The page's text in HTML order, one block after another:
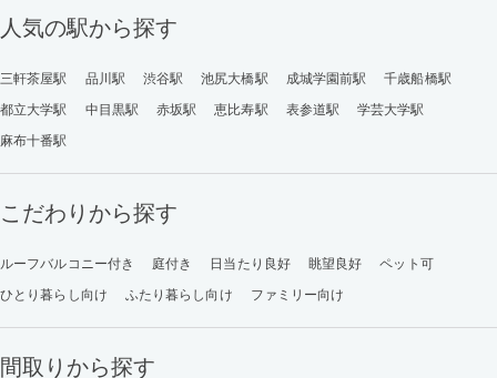
人気の駅から探す
三軒茶屋駅 品川駅 渋谷駅 池尻大橋駅 成城学園前駅
千歳船橋駅
都立大学駅
中目黒駅 赤坂駅 恵比寿駅 表参道駅
学芸大学駅
麻布十番駅
こだわりから探す
ルーフバルコニー付き 庭付き 日当たり良好 眺望良好
ペット可
ひとり暮らし向け
ふたり暮らし向け ファミリー向け
間取りから探す